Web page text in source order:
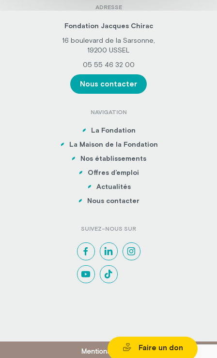
ADRESSE
Fondation Jacques Chirac
16 boulevard de la Sarsonne,
19200 USSEL
05 55 46 32 00
Nous contacter
NAVIGATION
La Fondation
La Maison de la Fondation
Nos établissements
Offres d’emploi
Actualités
Nous contacter
SUIVEZ-NOUS SUR
Mentions légales
Faire un don